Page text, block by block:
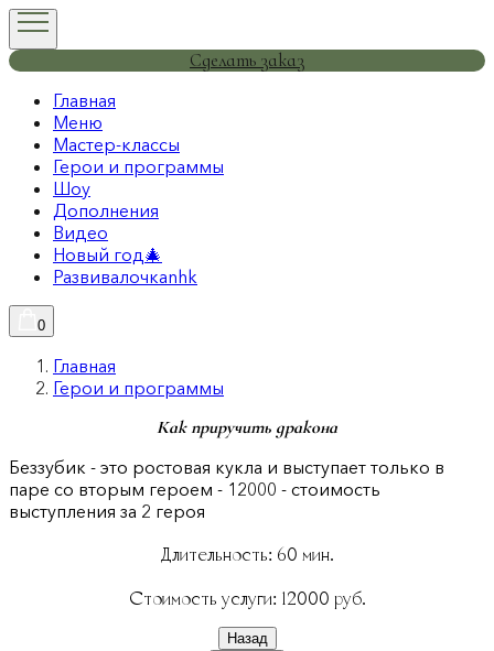
Сделать заказ
Главная
Меню
Мастер-классы
Герои и программы
Шоу
Дополнения
Видео
Новый год🎄
Развивалочкаnhk
0
Главная
Герои и программы
Как приручить дракона
Беззубик - это ростовая кукла и выступает только в
паре со вторым героем - 12000 - стоимость
выступления за 2 героя
Длительность: 60 мин.
Стоимость услуги: 12000 руб.
Назад